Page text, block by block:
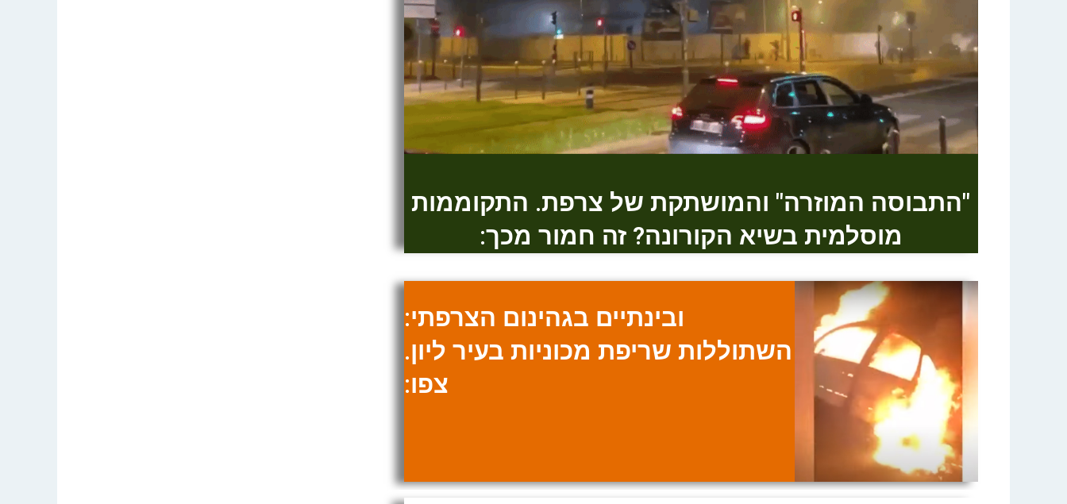
"התבוסה המוזרה" והמושתקת של צרפת. התקוממות
מוסלמית בשיא הקורונה? זה חמור מכך:
ובינתיים בגהינום הצרפתי:
השתוללות שריפת מכוניות בעיר ליון.
צפו: